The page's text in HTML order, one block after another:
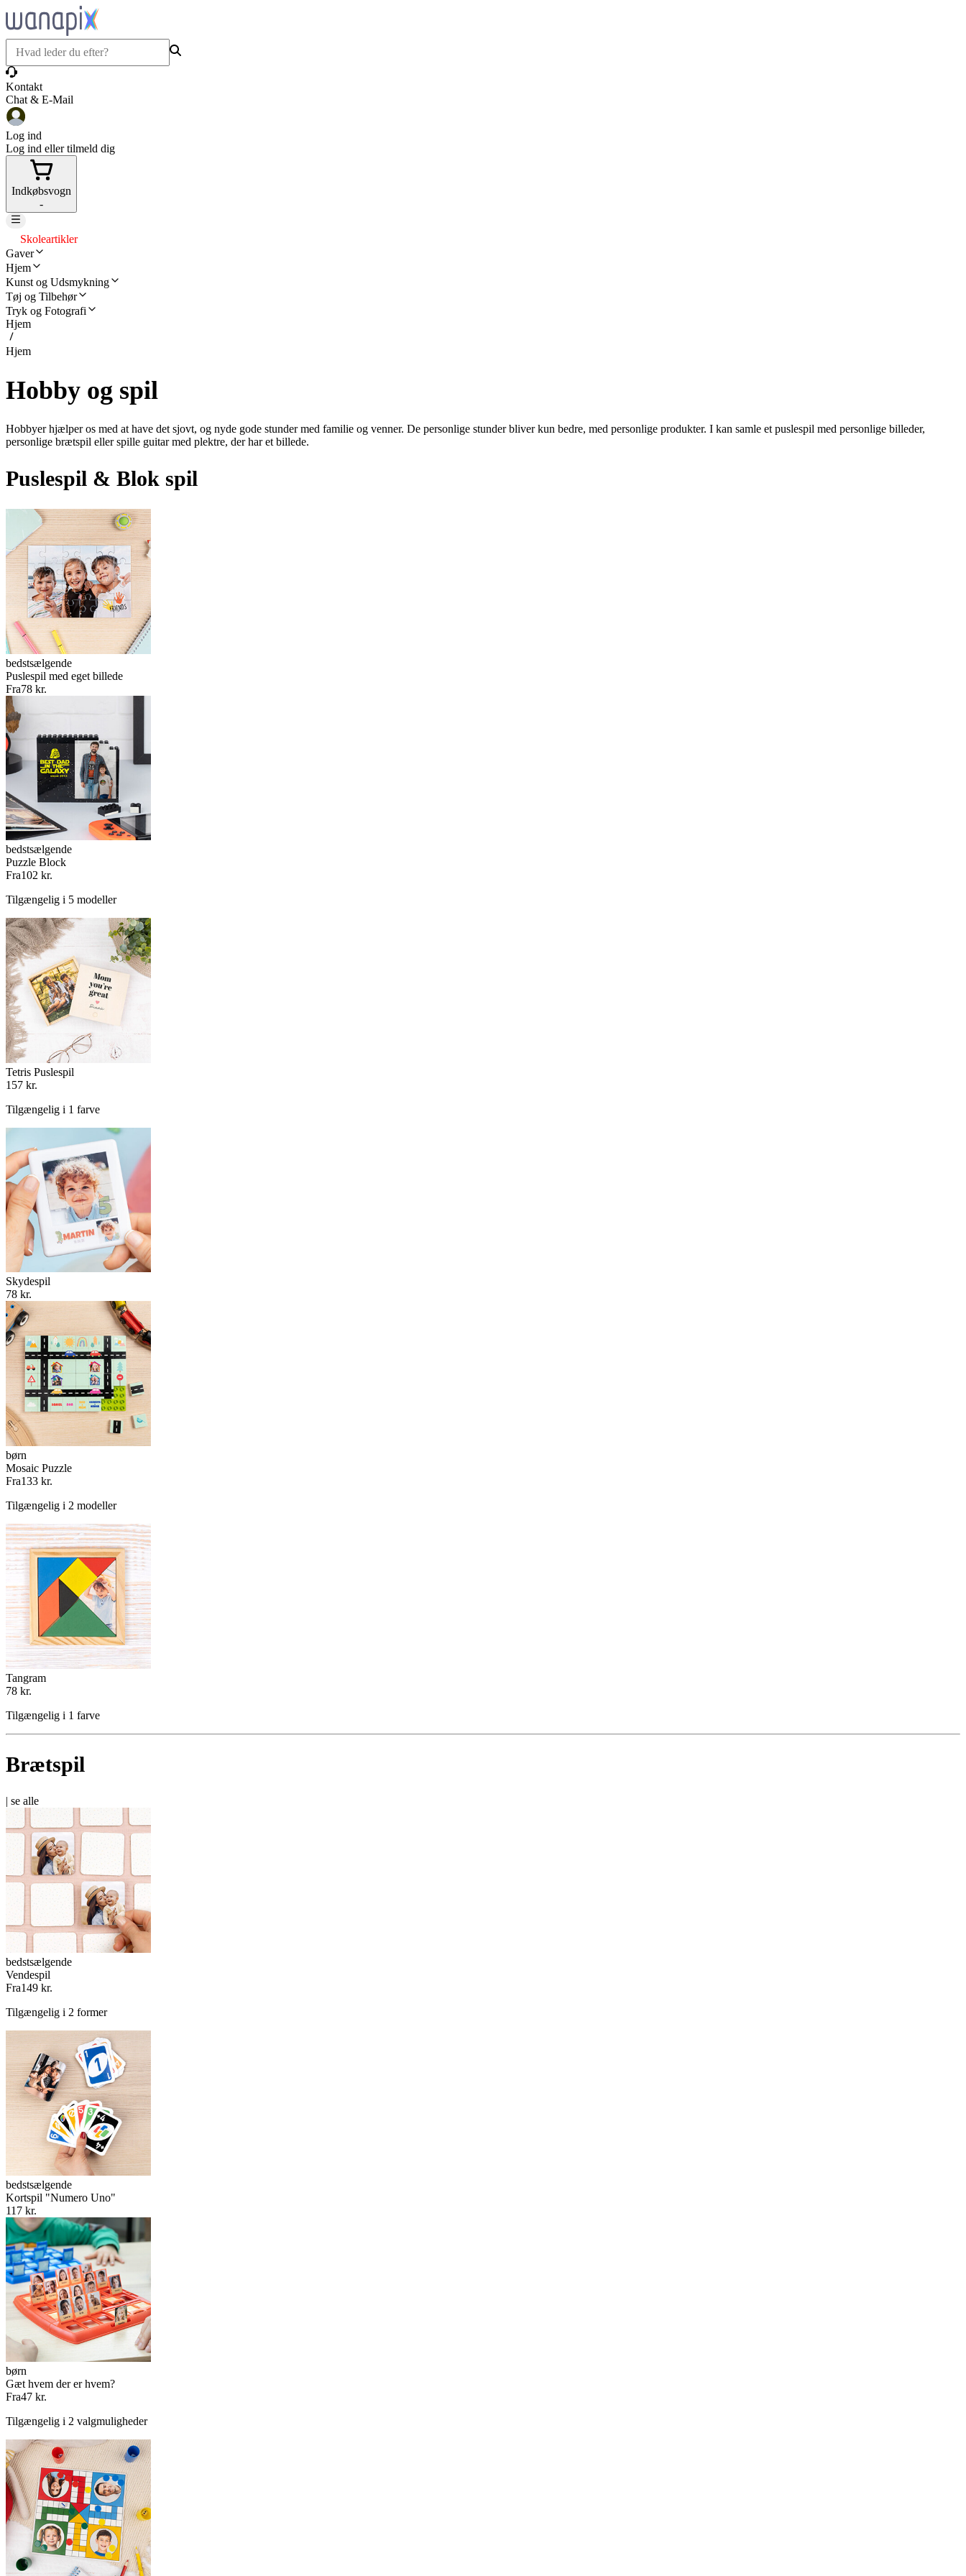
Kontakt
Chat & E-Mail
Log ind
Log ind eller tilmeld dig
Indkøbsvogn
-
Skoleartikler
Gaver
Hjem
Kunst og Udsmykning
Tøj og Tilbehør
Tryk og Fotografi
Hjem
Hjem
Hobby og spil
Hobbyer hjælper os med at have det sjovt, og nyde gode stunder med familie og venner. De personlige stunder bliver kun bedre, med personlige produkter. I kan samle et puslespil med personlige billeder,
personlige brætspil eller spille guitar med plektre, der har et billede.
Puslespil & Blok spil
bedstsælgende
Puslespil med eget billede
Fra78 kr.
bedstsælgende
Puzzle Block
Fra102 kr.
Tilgængelig i 5 modeller
Tetris Puslespil
157 kr.
Tilgængelig i 1 farve
Skydespil
78 kr.
børn
Mosaic Puzzle
Fra133 kr.
Tilgængelig i 2 modeller
Tangram
78 kr.
Tilgængelig i 1 farve
Brætspil
| se alle
bedstsælgende
Vendespil
Fra149 kr.
Tilgængelig i 2 former
bedstsælgende
Kortspil "Numero Uno"
117 kr.
børn
Gæt hvem der er hvem?
Fra47 kr.
Tilgængelig i 2 valgmuligheder